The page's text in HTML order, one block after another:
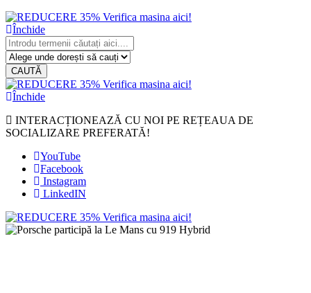
Închide
CAUTĂ
Închide
INTERACȚIONEAZĂ CU NOI PE REȚEAUA DE
SOCIALIZARE PREFERATĂ!
YouTube
Facebook
Instagram
LinkedIN